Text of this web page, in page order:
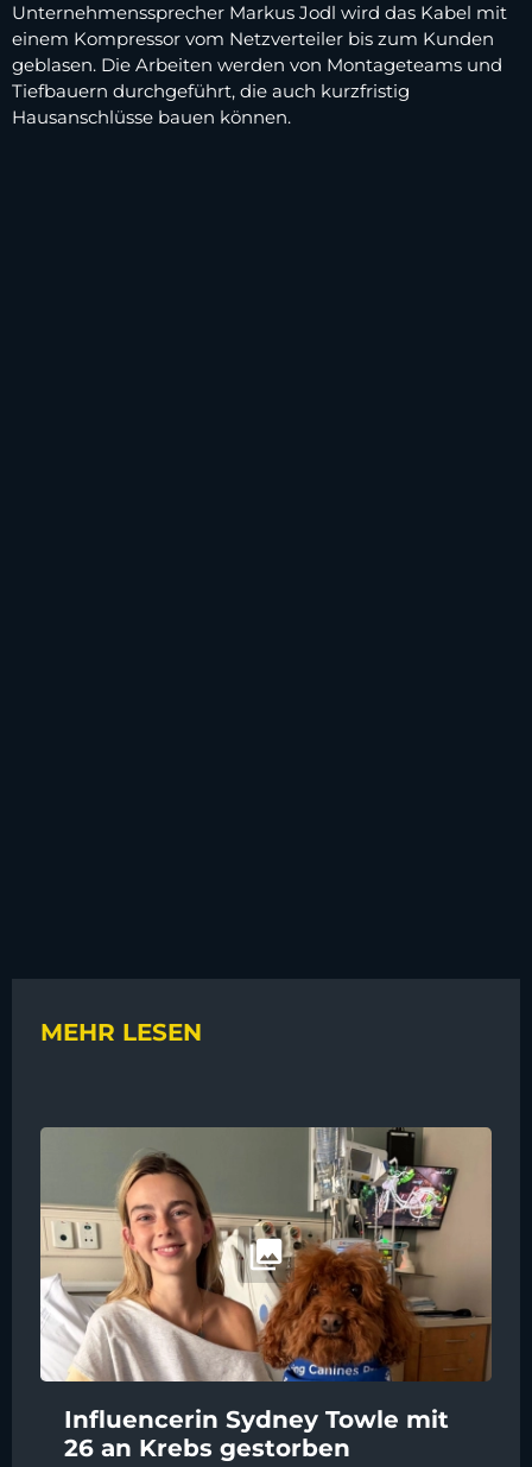
Unternehmenssprecher Markus Jodl wird das Kabel mit
einem Kompressor vom Netzverteiler bis zum Kunden
geblasen. Die Arbeiten werden von Montageteams und
Tiefbauern durchgeführt, die auch kurzfristig
Hausanschlüsse bauen können.
MEHR LESEN
Influencerin Sydney Towle mit
26 an Krebs gestorben